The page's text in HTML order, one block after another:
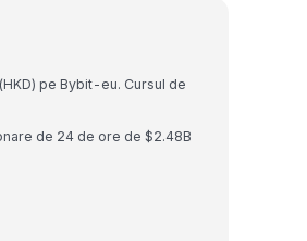
pe Bybit-eu. Cursul de
de 24 de ore de $2.48B